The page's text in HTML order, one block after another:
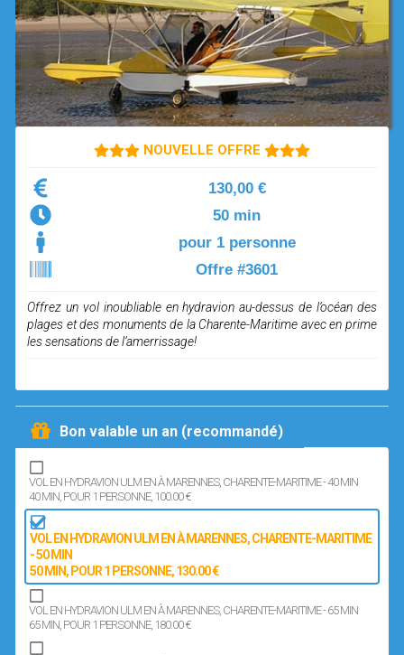
OPEN SUBMENU (SIMULATEUR)
SIMULATEUR
OPEN SUBMENU (DRÔNE)
DRÔNE
NOUVELLE OFFRE
130,00 €
50 min
pour 1 personne
Offre #3601
Offrez un vol inoubliable en hydravion au-dessus de l’océan des
plages et des monuments de la Charente-Maritime avec en prime
les sensations de l’amerrissage!
Bon valable un an (recommandé)
VOL EN HYDRAVION ULM EN À MARENNES, CHARENTE-MARITIME - 40 MIN
40 MIN, POUR 1 PERSONNE, 100.00 €
VOL EN HYDRAVION ULM EN À MARENNES, CHARENTE-MARITIME
- 50 MIN
50 MIN, POUR 1 PERSONNE, 130.00 €
VOL EN HYDRAVION ULM EN À MARENNES, CHARENTE-MARITIME - 65 MIN
65 MIN, POUR 1 PERSONNE, 180.00 €